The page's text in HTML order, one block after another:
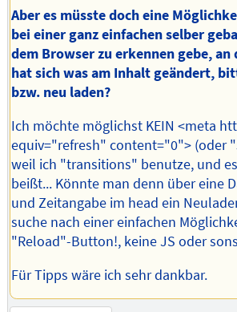
Aber es müsste doch eine
bei einer ganz einfachen selber
dem Browser zu erkennen gebe,
hat sich was am Inhalt geändert,
bzw. neu laden?
Ich möchte möglichst KEIN <meta
equiv="refresh" content="0"> (oder
weil ich "transitions" benutze, und
beißt... Könnte man denn über eine
und Zeitangabe im head ein
suche nach einer einfachen
"Reload"-Button!, keine JS oder
Für Tipps wäre ich sehr dankbar.